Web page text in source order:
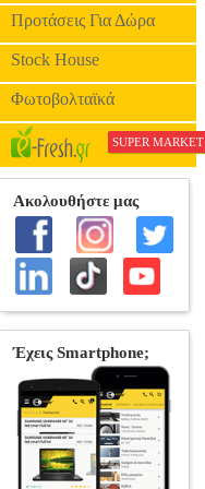
Προτάσεις Για Δώρα
Stock House
Φωτοβολταϊκά
SUPER MARKET